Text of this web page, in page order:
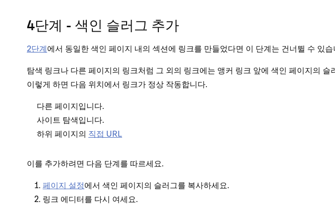
4단계 - 색인 슬러그 추가
2단계에서 동일한 색인 페이지 내의 섹션에 링크를 만들었다면 이 단계는 건너뛸 수 있습
탐색 링크나 다른 페이지의 링크처럼 그 외의 링크에는 앵커 링크 앞에 색인 페이지의 슬
이렇게 하면 다음 위치에서 링크가 정상 작동합니다.
다른 페이지입니다.
사이트 탐색입니다.
하위 페이지의 직접 URL
이를 추가하려면 다음 단계를 따르세요.
페이지 설정에서 색인 페이지의 슬러그를 복사하세요.
링크 에디터를 다시 여세요.